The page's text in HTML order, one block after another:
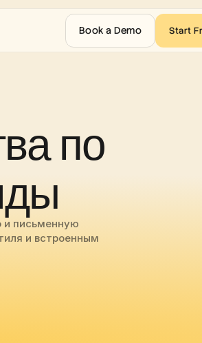
по
и письменную
и встроенным
Book a Demo Start